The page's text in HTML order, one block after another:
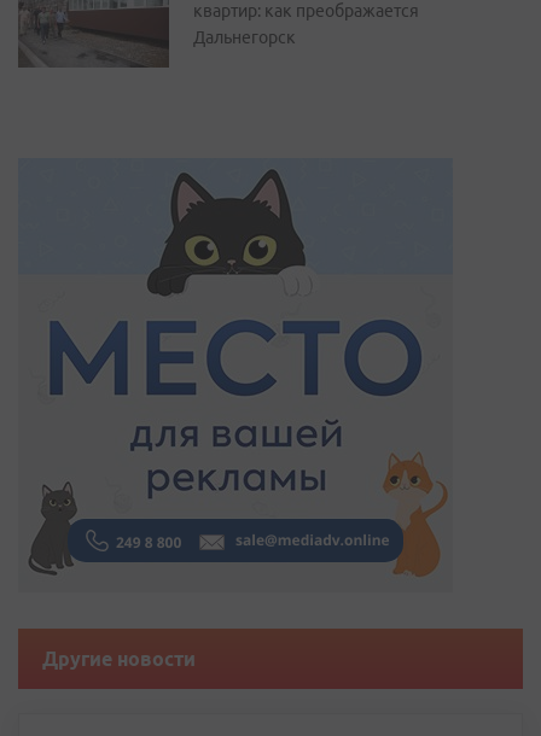
квартир: как преображается
Дальнегорск
Другие новости